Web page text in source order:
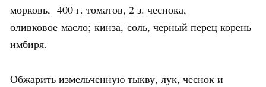
морковь, 400 г. томатов, 2 з. чеснока,
оливковое масло; кинза, соль, черный перец корень
имбиря.
Обжарить измельченную тыкву, лук, чеснок и